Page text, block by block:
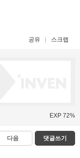
공유 스크랩
EXP 72%
다음 댓글쓰기